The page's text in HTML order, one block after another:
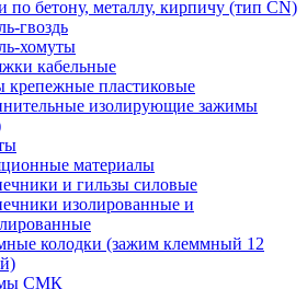
по бетону, металлу, кирпичу (тип CN)
гвоздь
хомуты
кабельные
крепежные пластиковые
изолирующие зажимы
материалы
и гильзы силовые
изолированные и
колодки (зажим клеммный 12
СМК